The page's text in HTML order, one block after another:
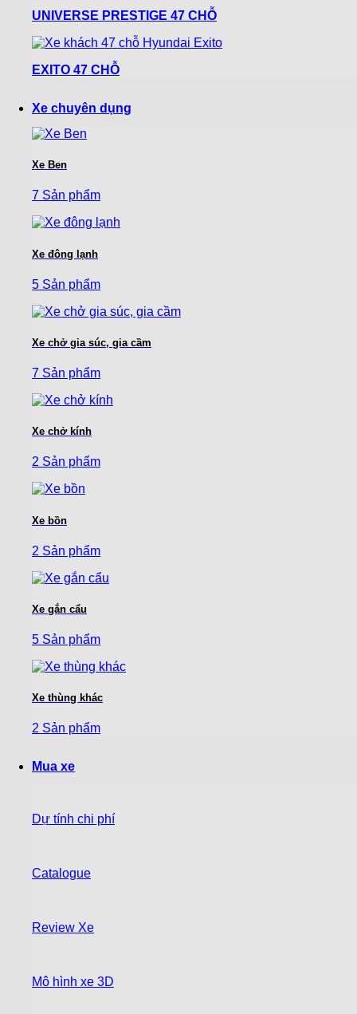
UNIVERSE PRESTIGE 47 CHỖ
EXITO 47 CHỖ
Xe chuyên dụng
Xe Ben
7 Sản phẩm
Xe đông lạnh
5 Sản phẩm
Xe chở gia súc, gia cầm
7 Sản phẩm
Xe chở kính
2 Sản phẩm
Xe bồn
2 Sản phẩm
Xe gắn cẩu
5 Sản phẩm
Xe thùng khác
2 Sản phẩm
Mua xe
Dự tính chi phí
Catalogue
Review Xe
Mô hình xe 3D